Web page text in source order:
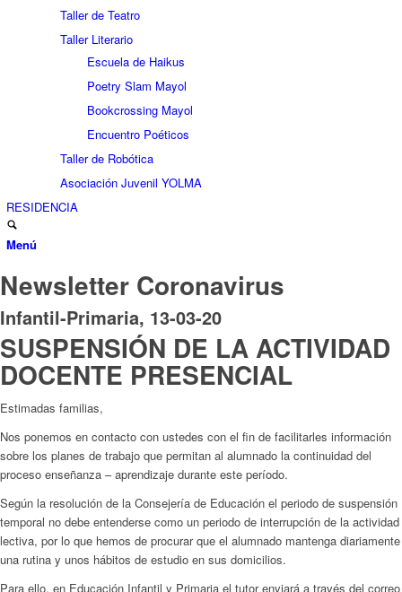
Taller de Teatro
Taller Literario
Escuela de Haikus
Poetry Slam Mayol
Bookcrossing Mayol
Encuentro Poéticos
Taller de Robótica
Asociación Juvenil YOLMA
RESIDENCIA
Menú
Newsletter Coronavirus
Infantil-Primaria, 13-03-20
SUSPENSIÓN DE LA ACTIVIDAD
DOCENTE PRESENCIAL
Estimadas familias,
Nos ponemos en contacto con ustedes con el fin de facilitarles información
sobre los planes de trabajo que permitan al alumnado la continuidad del
proceso enseñanza – aprendizaje durante este período.
Según la resolución de la Consejería de Educación el periodo de suspensión
temporal no debe entenderse como un periodo de interrupción de la actividad
lectiva, por lo que hemos de procurar que el alumnado mantenga diariamente
una rutina y unos hábitos de estudio en sus domicilios.
Para ello, en Educación Infantil y Primaria el tutor enviará a través del correo